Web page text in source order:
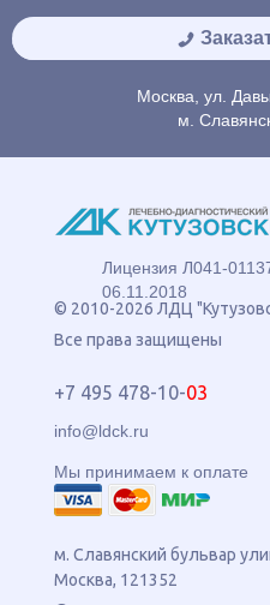
Москва, ул.
м.
Лицензия Л041-
06.11.2018
© 2010-2026 ЛДЦ
Все права защищены
+7 495 478-10-03
info@ldck.ru
Мы принимаем к оплате
м. Славянский бульвар
Москва, 121352